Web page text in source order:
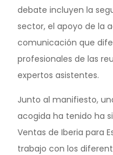
debate incluyen la
sector, el apoyo de la
comunicación que
profesionales de las
expertos asistentes.
Junto al manifiesto,
acogida ha tenido ha
Ventas de Iberia para
trabajo con los